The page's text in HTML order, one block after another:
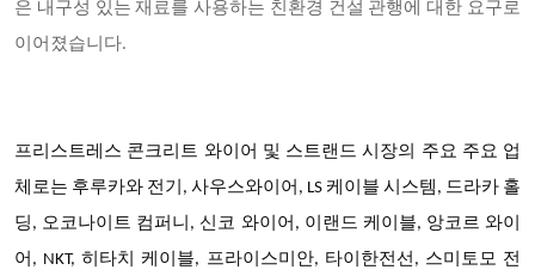
은 내구성 있는 재료를 사용하는 친환경 건설 관행에 대한 요구로
이어졌습니다.
프리스트레스 콘크리트 와이어 및 스트랜드 시장의 주요 주요 업
체로는 후루카와 전기, 사우스와이어, LS 케이블 시스템, 드라카 홀
딩, 오코나이트 컴퍼니, 신코 와이어, 이랜드 케이블, 앙코르 와이
어, NKT, 히타치 케이블, 프라이스미안, 타이한전선, 스미토모 전